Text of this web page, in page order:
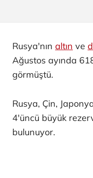
Rusya'nın altın ve
Ağustos ayında
görmüştü.
Rusya, Çin,
4'üncü büyük
bulunuyor.